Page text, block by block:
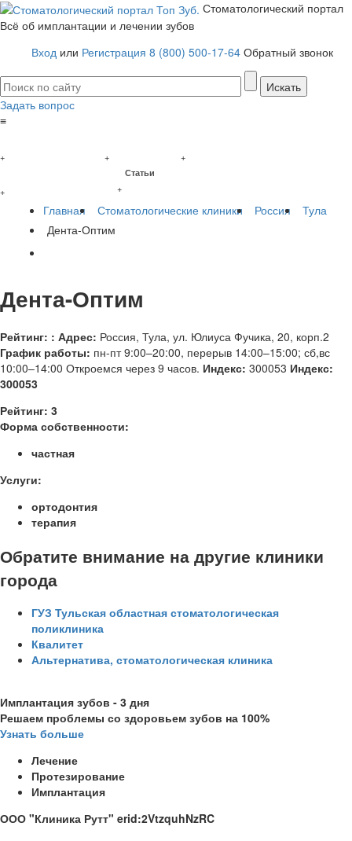
Стоматологический портал
Всё об имплантации и лечении зубов
Вход или Регистрация 8 (800) 500-17-64 Обратный звонок
Задать вопрос
≡
+ + +
+
Статьи
+
Главная Стоматологические клиники Россия
Тула
Дента-Оптим
Дента-Оптим
Рейтинг: : Адрес: Россия, Тула, ул. Юлиуса Фучика, 20, корп.2
График работы: пн-пт 9:00–20:00, перерыв 14:00–15:00; сб,вс
10:00–14:00 Откроемся через 9 часов. Индекс: 300053 Индекс:
300053
Рейтинг: 3
Форма собственности:
частная
Услуги:
ортодонтия
терапия
Обратите внимание на другие клиники
города
ГУЗ Тульская областная стоматологическая
поликлиника
Квалитет
Альтернатива, стоматологическая клиника
Имплантация зубов - 3 дня
Решаем проблемы со здоровьем зубов на 100%
Узнать больше
Лечение
Протезирование
Имплантация
ООО "Клиника Рутт" erid:2VtzquhNzRC